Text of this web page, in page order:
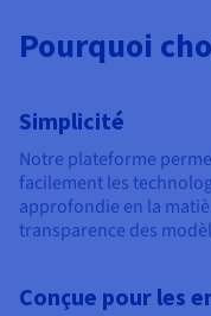
Pourquoi
Simplicité
Notre plateforme
facilement les
approfondie en la
transparence des
Conçue pour les